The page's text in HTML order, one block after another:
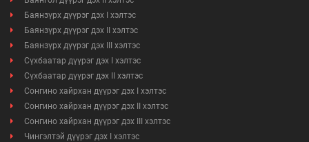
Баянзүрх дүүрэг дэх I хэлтэс
Баянзүрх дүүрэг дэх II хэлтэс
Баянзүрх дүүрэг дэх III хэлтэс
Сүхбаатар дүүрэг дэх I хэлтэс
Сүхбаатар дүүрэг дэх II хэлтэс
Сонгино хайрхан дүүрэг дэх I хэлтэс
Сонгино хайрхан дүүрэг дэх II хэлтэс
Сонгино хайрхан дүүрэг дэх III хэлтэс
Чингэлтэй дүүрэг дэх I хэлтэс